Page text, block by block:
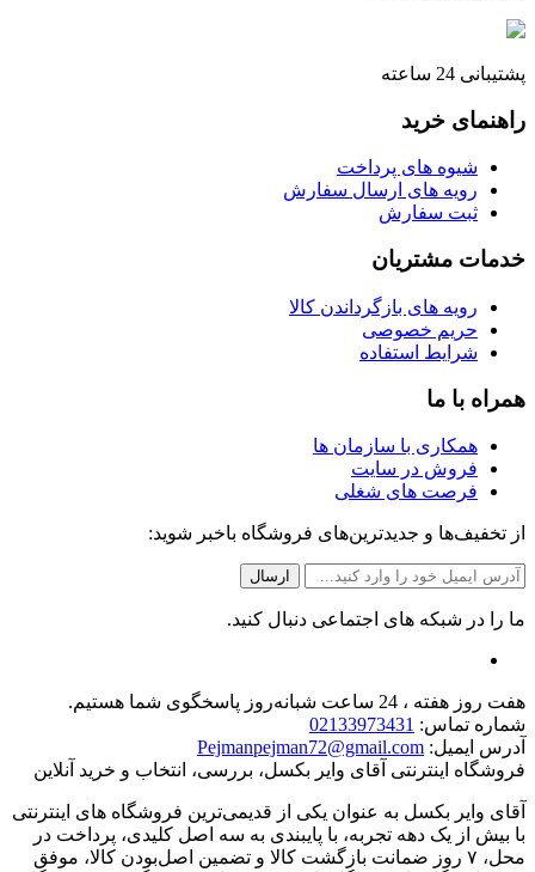
پشتیبانی 24 ساعته
راهنمای خرید
شیوه های پرداخت
رویه های ارسال سفارش
ثبت سفارش
خدمات مشتریان
رویه های بازگرداندن کالا
حریم خصوصی
شرایط استفاده
همراه با ما
همکاری با سازمان ها
فروش در سایت
فرصت های شغلی
از تخفیف‌ها و جدیدترین‌های فروشگاه باخبر شوید:
ما را در شبکه های اجتماعی دنبال کنید.
هفت روز هفته ، 24 ساعت شبانه‌روز پاسخگوی شما هستیم.
شماره تماس: 02133973431
آدرس ایمیل: Pejmanpejman72@gmail.com
فروشگاه اینترنتی آقای وایر بکسل، بررسی، انتخاب و خرید آنلاین
آقای وایر بکسل به عنوان یکی از قدیمی‌ترین فروشگاه های اینترنتی
با بیش از یک دهه تجربه، با پایبندی به سه اصل کلیدی، پرداخت در
محل، ۷ روز ضمانت بازگشت کالا و تضمین اصل‌بودن کالا، موفق